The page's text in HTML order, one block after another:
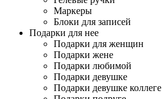
Маркеры
Блоки для записей
Подарки для нее
Подарки для женщин
Подарки жене
Подарки любимой
Подарки девушке
Подарки девушке коллеге